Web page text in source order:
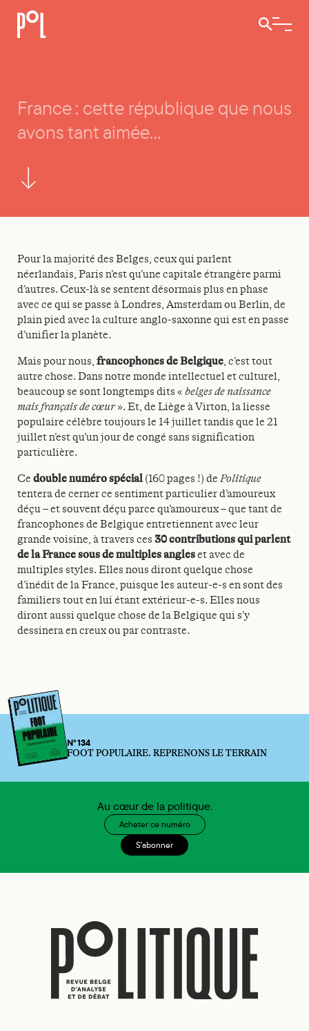
Ouvrir /
France : cette république que nous avons tant aimée…
France : cette république que nous
avons tant aimée…
Pour la majorité des Belges, ceux qui parlent
néerlandais, Paris n’est qu’une capitale étrangère parmi
d’autres. Ceux-là se sentent désormais plus en phase
avec ce qui se passe à Londres, Amsterdam ou Berlin, de
plain pied avec la culture anglo-saxonne qui est en passe
d’unifier la planète.
Mais pour nous, francophones de Belgique, c’est tout
autre chose. Dans notre monde intellectuel et culturel,
beaucoup se sont longtemps dits « belges de naissance
mais français de cœur». Et, de Liège à Virton, la liesse
populaire célèbre toujours le 14 juillet tandis que le 21
juillet n’est qu’un jour de congé sans signification
particulière.
Ce double numéro spécial (160 pages !) dePolitique
tentera de cerner ce sentiment particulier d’amoureux
déçu – et souvent déçu parce qu’amoureux – que tant de
francophones de Belgique entretiennent avec leur
grande voisine, à travers ces 30 contributions qui parlent
de la France sous de multiples angleset avec de
multiples styles. Elles nous diront quelque chose
d’inédit de la France, puisque les auteur-e-s en sont des
familiers tout en lui étant extérieur-e-s. Elles nous
diront aussi quelque chose de la Belgique qui s’y
dessinera en creux ou par contraste.
N°134
FOOT POPULAIRE. REPRENONS LE TERRAIN
Au cœur de la politique.
Acheter ce numéro
S'abonner